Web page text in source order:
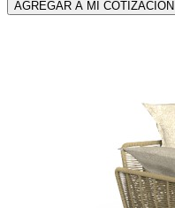
AGREGAR A MI COTIZACIÓN